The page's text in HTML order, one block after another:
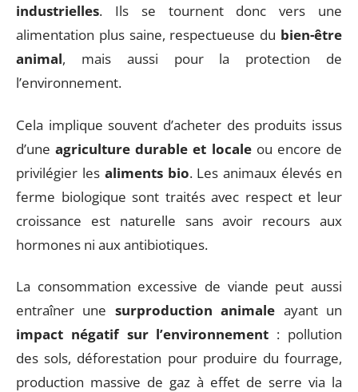
industrielles. Ils se tournent donc vers une
alimentation plus saine, respectueuse du bien-être
animal, mais aussi pour la protection de
l’environnement.
Cela implique souvent d’acheter des produits issus
d’uneagriculture durable et localeou encore de
privilégier les aliments bio. Les animaux élevés en
ferme biologique sont traités avec respect et leur
croissance est naturelle sans avoir recours aux
hormones ni aux antibiotiques.
La consommation excessive de viande peut aussi
entraîner une surproduction animale ayant un
impact négatif sur l’environnement : pollution
des sols, déforestation pour produire du fourrage,
production massive de gaz à effet de serre via la